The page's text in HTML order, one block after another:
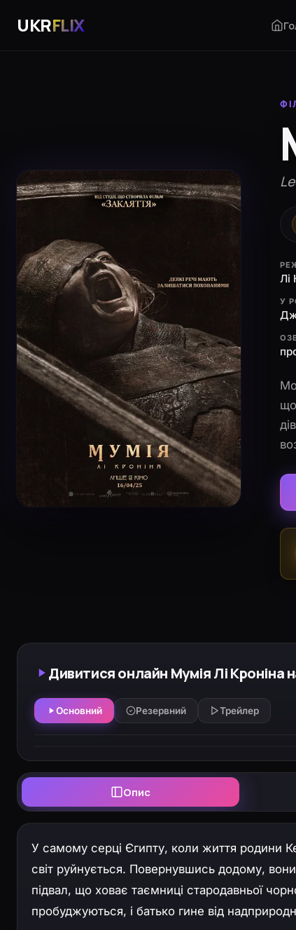
UKRFLIX
Лі
У
Дивитися онлайн Мумія Лі Кроніна
Основний Резервний Трейлер
Опис
У самому серці Єгипту, коли життя родини
світ руйнується. Повернувшись додому,
підвал, що ховає таємниці стародавньої
пробуджуються, і батько гине від